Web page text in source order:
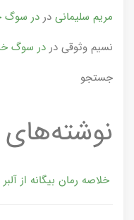
مریم سلیمانی در در سوگ
نسیم وثوقی در در سوگ
جستجو
نوشته‌های
خلاصه رمان بیگانه از